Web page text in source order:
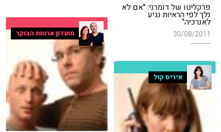
פרקליטו של דומרני: "אם לא
נלך לפי הראיות נגיע
לאנרכיה"
30/08/2011 מועדון ארוחת הבוקר
איריס קול